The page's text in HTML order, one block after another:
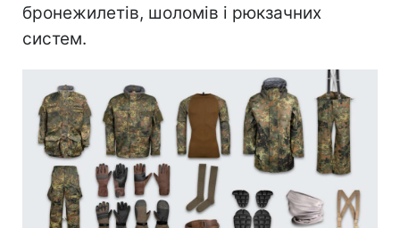
бронежилетів, шоломів і рюкзачних
систем.